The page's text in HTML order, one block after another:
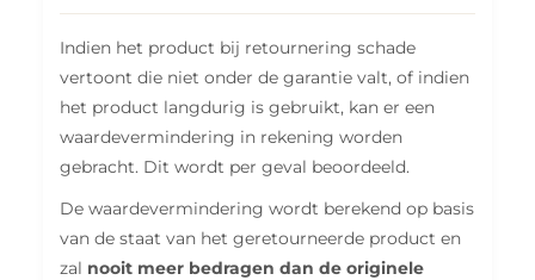
Indien het product bij retournering schade
vertoont die niet onder de garantie valt, of indien
het product langdurig is gebruikt, kan er een
waardevermindering in rekening worden
gebracht. Dit wordt per geval beoordeeld.
De waardevermindering wordt berekend op basis
van de staat van het geretourneerde product en
zal nooit meer bedragen dan de originele